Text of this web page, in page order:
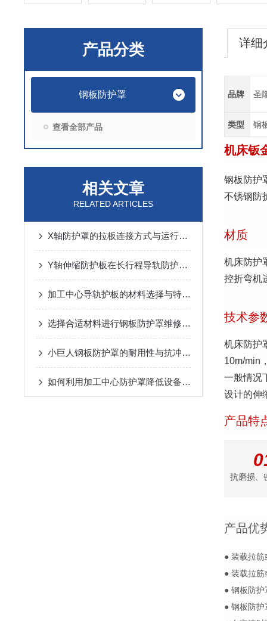
产品分类
钢板防护罩
查看全部产品
相关文章
RELATED ARTICLES
X轴防护罩的拉板连接方式与运行噪音控制
Y轴伸缩防护板在长行程导轨防护中的设计与应用
加工中心导轨护板的材料选择与特点说明
选择合适材料进行钢板防护罩维修与更换
小巨人钢板防护罩的耐用性与抗冲击性能分析
如何利用加工中心防护罩降低设备损耗？
详细
品牌 圣
类型 钢
机床钣
钢板防护
不锈钢防
材质
机床防护
控折弯机
技术参
机床防护
10m/min
一般情况
设计的伸
产品特
抗磨损、
产品优
● 装载拉
● 装载拉
● 钢板防
● 钢板防